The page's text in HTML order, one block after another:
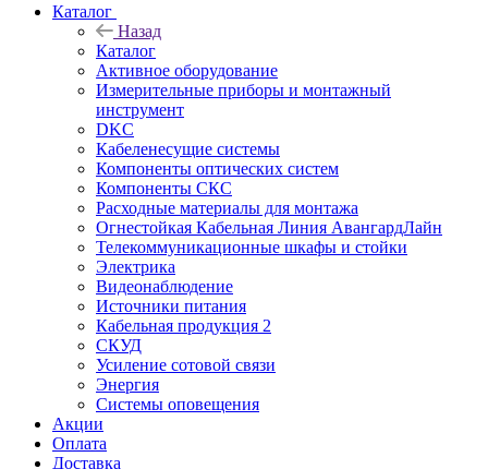
Каталог
Назад
Каталог
Активное оборудование
Измерительные приборы и монтажный
инструмент
DKC
Кабеленесущие системы
Компоненты оптических систем
Компоненты СКС
Расходные материалы для монтажа
Огнестойкая Кабельная Линия АвангардЛайн
Телекоммуникационные шкафы и стойки
Электрика
Видеонаблюдение
Источники питания
Кабельная продукция 2
СКУД
Усиление сотовой связи
Энергия
Системы оповещения
Акции
Оплата
Доставка